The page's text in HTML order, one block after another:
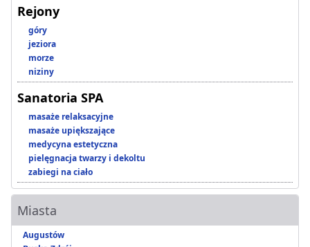
Rejony
góry
jeziora
morze
niziny
Sanatoria SPA
masaże relaksacyjne
masaże upiększające
medycyna estetyczna
pielęgnacja twarzy i dekoltu
zabiegi na ciało
Miasta
Augustów